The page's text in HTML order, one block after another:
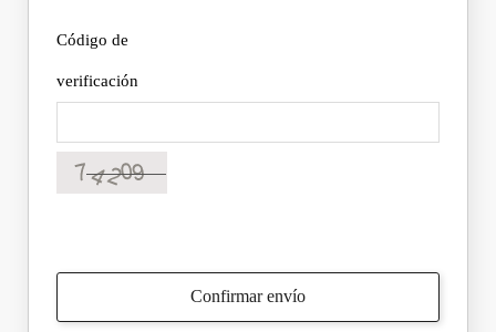
✕
Inicio de sesión de miembro
Código de
verificación
Confirmar envío